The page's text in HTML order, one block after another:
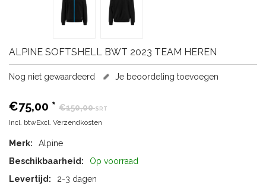
ALPINE SOFTSHELL BWT 2023 TEAM HEREN
Nog niet gewaardeerd Je beoordeling toevoegen
€75,00 * €150,00SRT
Incl. btwExcl. Verzendkosten
Merk:
Alpine
Beschikbaarheid:
Op voorraad
Levertijd:
2-3 dagen